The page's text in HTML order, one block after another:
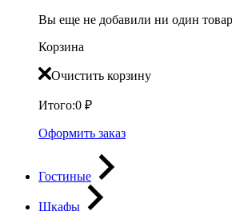
Вы еще не добавили ни один
Корзина
Очистить корзину
Итого:0 ₽
Оформить заказ
Гостиные
Шкафы